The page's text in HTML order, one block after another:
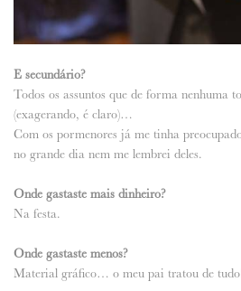
E secundário?
Todos os assuntos que de forma nenhuma
(exagerando, é claro)…
Com os pormenores já me tinha
no grande dia nem me lembrei deles.
Onde gastaste mais dinheiro?
Na festa.
Onde gastaste menos?
Material gráfico… o meu pai tratou de